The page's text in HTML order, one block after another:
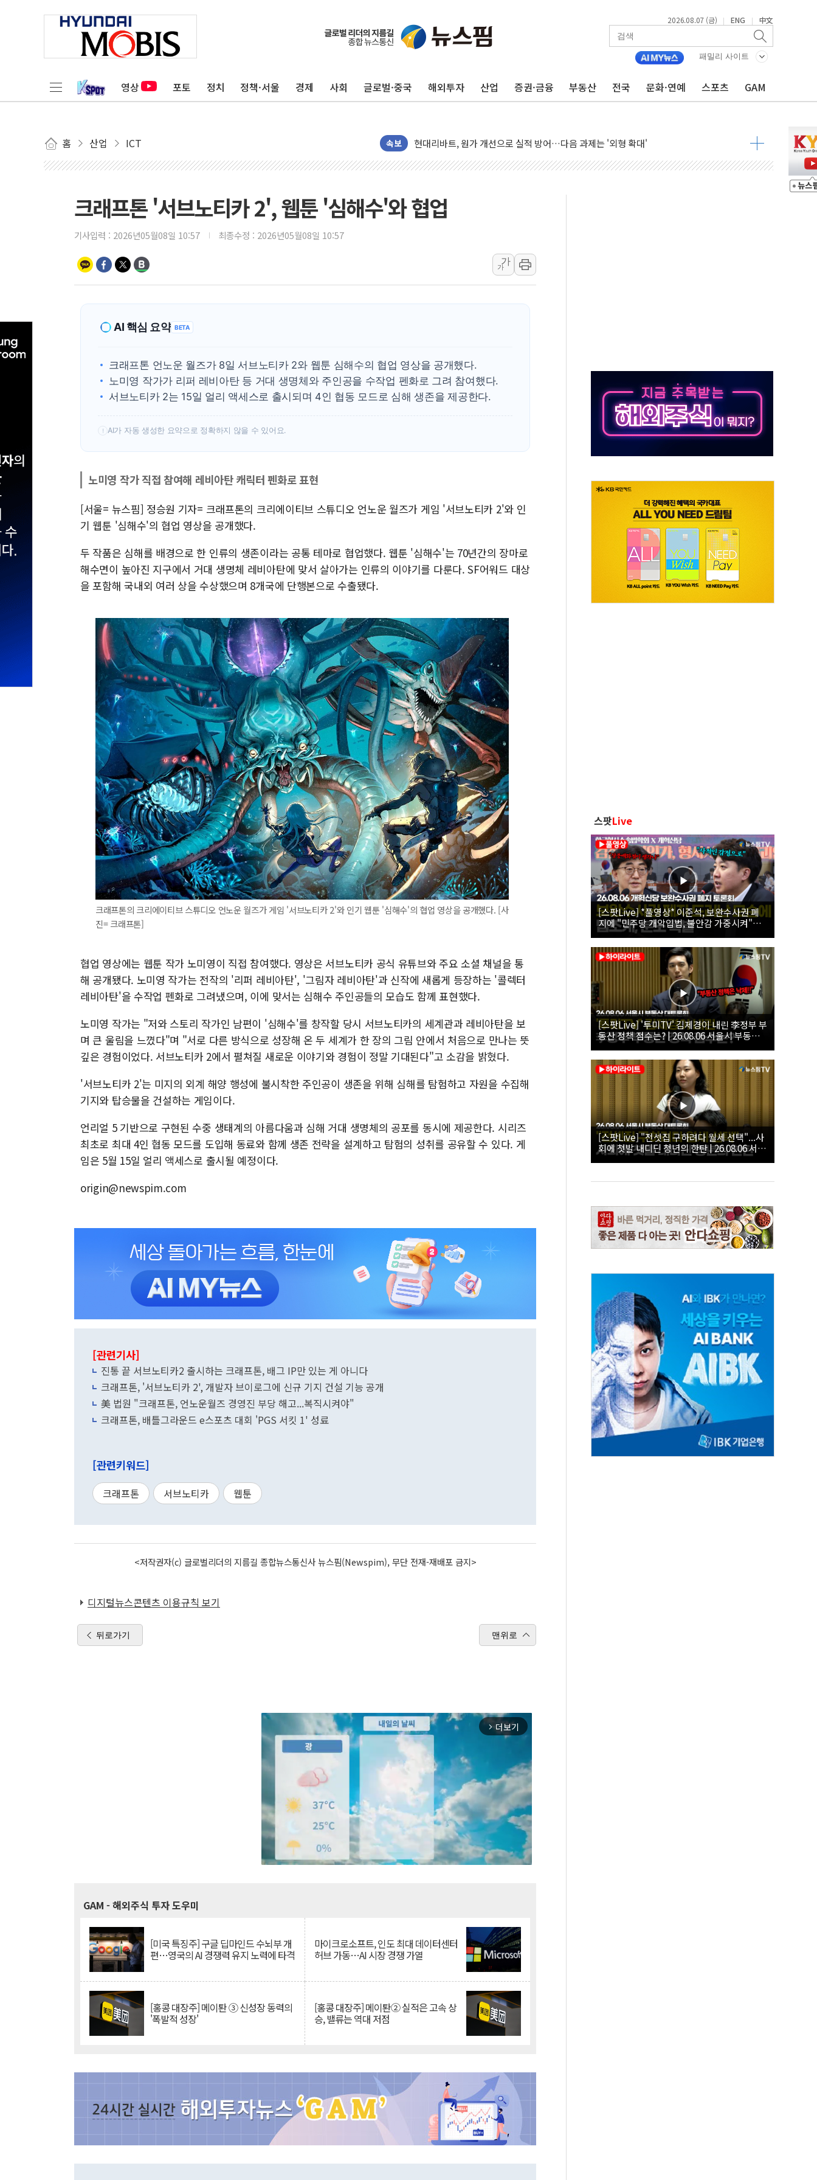
2026.08.07 (금) | ENG | 中文
패밀리 사이트
영상 포토 정치 정책·서울 경제 사회 글로벌·중국 해외투자 산업 증권·금융 부동산 전국 문화·연예 스포츠 GAM
홈 산업 ICT 속보
트럼프, '원정출산 시민권 차단' 행정명령 서명…출생시민권 제한 재시동
"세금 부담 덜자"…비거주 1주택자 귀환 조짐에 전월세시장 '긴장'
세금 부담 커진 고가 1주택자…맞교환·재매수·다운사이징 '저울질'
뉴욕증시, 유가·금리 부담에 하락…다우 5거래일 랠리 '마침표'
이란, 오만과 호르무즈 해협 재개방 합의 막바지.."美와 직접 협상 없어"
李대통령, 오늘 부동산 정책 점검 2차 회의…주택 공급 대책 막바지 조율할 듯
[오늘의 정치일정] 8월 7일(금)
이란, 美·이스라엘 선박 호르무즈 통항 제한 추진…美 "통행 막을 권한 없어"
구광모, 내주 실리콘밸리서 젠슨 황 재회…로봇·AI 데이터센터·모빌리티 구체화
뉴욕증시 개장 전 특징주...모더나·아이온큐·도어대시↑ VS 샌디스크·피그마·앱러빈↓
김정관 장관 "영업이익 N% 성과급 반대…상법·자본시장법 개정 논의"
뉴욕증시 프리뷰, 미 주가선물 AI주 차익실현 속 혼조세...웨스턴디지털·샌디스크↓
청와대, 북한 단거리 탄도미사일 발사에 긴급 안보 점검회의
크래프톤 '서브노티카 2', 웹툰 '심해수'와 협업
기사입력 : 2026년05월08일 10:57 최종수정 : 2026년05월08일 10:57
가
가
AI 핵심 요약 BETA
크래프톤 언노운 월즈가 8일 서브노티카 2와 웹툰 심해수의 협업 영상을 공개했다.
노미영 작가가 리퍼 레비아탄 등 거대 생명체와 주인공을 수작업 펜화로 그려 참여했다.
서브노티카 2는 15일 얼리 액세스로 출시되며 4인 협동 모드로 심해 생존을 제공한다.
! AI가 자동 생성한 요약으로 정확하지 않을 수 있어요.
노미영 작가 직접 참여해 레비아탄 캐릭터 펜화로 표현
[서울= 뉴스핌] 정승원 기자= 크래프톤의 크리에이티브 스튜디오 언노운 월즈가 게임 '서브노티카 2'와 인
기 웹툰 '심해수'의 협업 영상을 공개했다.
두 작품은 심해를 배경으로 한 인류의 생존이라는 공통 테마로 협업했다. 웹툰 '심해수'는 70년간의 장마로
해수면이 높아진 지구에서 거대 생명체 레비아탄에 맞서 살아가는 인류의 이야기를 다룬다. SF어워드 대상
을 포함해 국내외 여러 상을 수상했으며 8개국에 단행본으로 수출됐다.
크래프톤의 크리에이티브 스튜디오 언노운 월즈가 게임 '서브노티카 2'와 인기 웹툰 '심해수'의 협업 영상을 공개했다. [사
진= 크래프톤]
협업 영상에는 웹툰 작가 노미영이 직접 참여했다. 영상은 서브노티카 공식 유튜브와 주요 소셜 채널을 통
해 공개됐다. 노미영 작가는 전작의 '리퍼 레비아탄', '그림자 레비아탄'과 신작에 새롭게 등장하는 '콜렉터
레비아탄'을 수작업 펜화로 그려냈으며, 이에 맞서는 심해수 주인공들의 모습도 함께 표현했다.
노미영 작가는 "저와 스토리 작가인 남편이 '심해수'를 창작할 당시 서브노티카의 세계관과 레비아탄을 보
며 큰 울림을 느꼈다"며 "서로 다른 방식으로 성장해 온 두 세계가 한 장의 그림 안에서 처음으로 만나는 뜻
깊은 경험이었다. 서브노티카 2에서 펼쳐질 새로운 이야기와 경험이 정말 기대된다"고 소감을 밝혔다.
'서브노티카 2'는 미지의 외계 해양 행성에 불시착한 주인공이 생존을 위해 심해를 탐험하고 자원을 수집해
기지와 탑승물을 건설하는 게임이다.
언리얼 5 기반으로 구현된 수중 생태계의 아름다움과 심해 거대 생명체의 공포를 동시에 제공한다. 시리즈
최초로 최대 4인 협동 모드를 도입해 동료와 함께 생존 전략을 설계하고 탐험의 성취를 공유할 수 있다. 게
임은 5월 15일 얼리 액세스로 출시될 예정이다.
origin@newspim.com
[관련기사]
진통 끝 서브노티카2 출시하는 크래프톤, 배그 IP만 있는 게 아니다
크래프톤, '서브노티카 2', 개발자 브이로그에 신규 기지 건설 기능 공개
美 법원 "크래프톤, 언노운월즈 경영진 부당 해고...복직시켜야"
크래프톤, 배틀그라운드 e스포츠 대회 'PGS 서킷 1' 성료
[관련키워드]
크래프톤 서브노티카 웹툰
<저작권자(c) 글로벌리더의 지름길 종합뉴스통신사 뉴스핌(Newspim), 무단 전재-재배포 금지>
디지털뉴스콘텐츠 이용규칙 보기
뒤로가기 맨위로
arrow_forward_ios 더보기
GAM - 해외주식 투자 도우미
[미국 특징주] 구글 딥마인드 수뇌부 개
편…영국의 AI 경쟁력 유지 노력에 타격
마이크로소프트, 인도 최대 데이터센터
허브 가동…AI 시장 경쟁 가열
[홍콩 대장주] 메이퇀 ③ 신성장 동력의
'폭발적 성장'
[홍콩 대장주] 메이퇀② 실적은 고속 상
승, 밸류는 역대 저점
스팟Live
[스팟Live] *풀영상* 이준석, 보완수사권 폐
지에 "민주당 개악입법, 불안감 가중시켜"｜
26.08.06 개혁신당 보완수사권 폐지 토론회
[스팟Live] '투미TV' 김제경이 내린 李정부 부
동산 정책 점수는? | 26.08.06 서울시 부동산
대토론회
[스팟Live] "전셋집 구하려다 월세 선택"...사
회에 첫발 내디딘 청년의 한탄 | 26.08.06 서울
시 부동산 대토론회